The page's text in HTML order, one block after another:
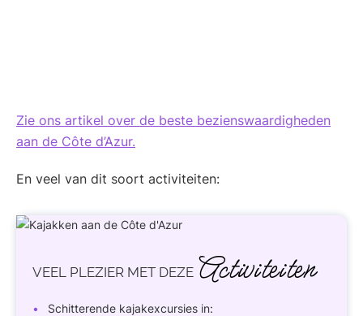
Zie ons artikel over de beste bezienswaardigheden
aan de Côte d’Azur.
En veel van dit soort activiteiten:
VEEL PLEZIER MET DEZE Activiteiten
Schitterende kajakexcursies in: